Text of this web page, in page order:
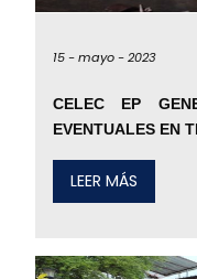
15 -mayo -2023
CELEC EP
EVENTUALES EN
LEER MÁS